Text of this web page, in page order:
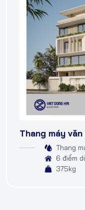
Thang máy
Thang
6 điểm
375kg